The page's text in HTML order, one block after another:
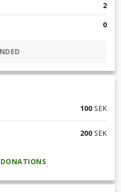
2
0
100 SEK
200 SEK